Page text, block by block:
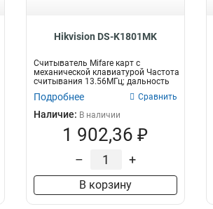
Hikvision DS-K1801MK
Считыватель Mifare карт с
механической клавиатурой Частота
считывания 13.56МГц; дальность
Подробнее Сравнить
Наличие: В наличии
1 902,36 ₽
– +
В корзину